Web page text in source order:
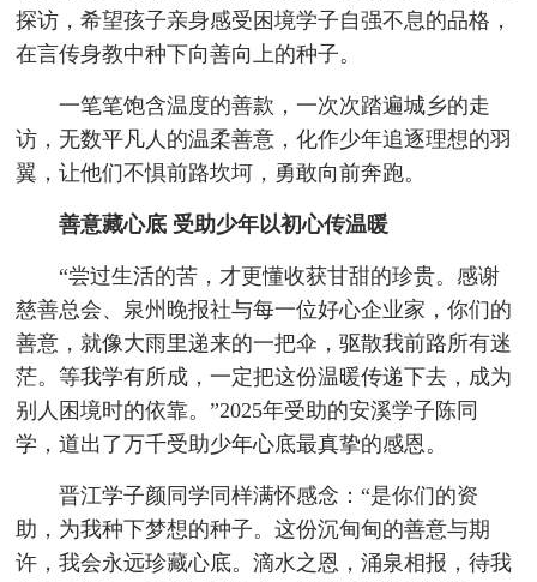
探访，希望孩子亲身感受困境学子自强不息的品格，
在言传身教中种下向善向上的种子。
一笔笔饱含温度的善款，一次次踏遍城乡的走
访，无数平凡人的温柔善意，化作少年追逐理想的羽
翼，让他们不惧前路坎坷，勇敢向前奔跑。
善意藏心底 受助少年以初心传温暖
“尝过生活的苦，才更懂收获甘甜的珍贵。感谢
慈善总会、泉州晚报社与每一位好心企业家，你们的
善意，就像大雨里递来的一把伞，驱散我前路所有迷
茫。等我学有所成，一定把这份温暖传递下去，成为
别人困境时的依靠。”2025年受助的安溪学子陈同
学，道出了万千受助少年心底最真挚的感恩。
晋江学子颜同学同样满怀感念：“是你们的资
助，为我种下梦想的种子。这份沉甸甸的善意与期
许，我会永远珍藏心底。滴水之恩，涌泉相报，待我